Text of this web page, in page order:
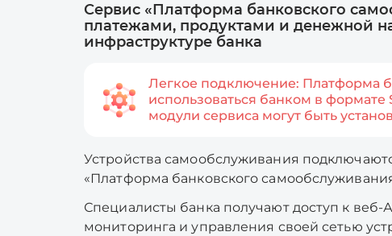
Сервис «Платформа банковского
платежами, продуктами и денежной
инфраструктуре банка
Легкое подключение: Платформа
использоваться банком в формате
модули сервиса могут быть
Устройства самообслуживания
«Платформа банковского
Специалисты банка получают доступ к
мониторинга и управления своей сетью